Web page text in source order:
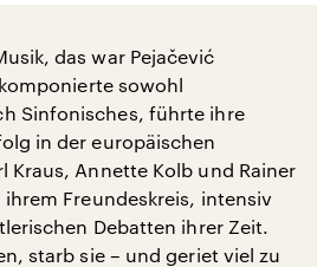
das war Pejačević
sowohl
Sinfonisches, führte ihre
in der europäischen
Kraus, Annette Kolb und Rainer
ihrem Freundeskreis, intensiv
Debatten ihrer Zeit.
starb sie – und geriet viel zu